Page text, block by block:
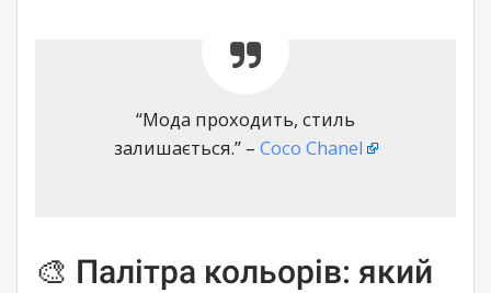
“Мода проходить, стиль
залишається.” – Coco Chanel
🎨 Палітра кольорів: який